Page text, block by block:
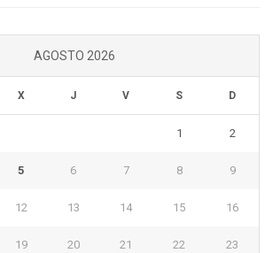
AGOSTO 2026
X J V S D
1 2
5 6 7 8 9
12 13 14 15 16
19 20 21 22 23